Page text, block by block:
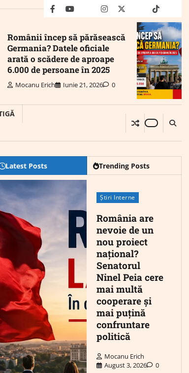
facebookyoutubeMailinstagram
twitter truthtiktok
Românii încep să părăsească
Germania? Datele oficiale
arată o scădere de aproape
6.000 de persoane în 2025
Mocanu Erich Iunie 21, 2026 0
Latest Posts Trending Posts
Știri Interne
România are
nevoie de un
nou proiect
național?
Senatorul
Ninel Peia cere
mai multă
cooperare și
mai puțină
confruntare
politică
Mocanu Erich
August 3, 2026
0